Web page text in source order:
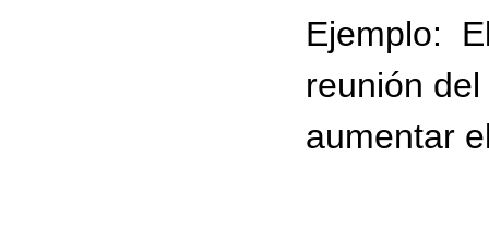
Ejemplo:
reunión
aumentar